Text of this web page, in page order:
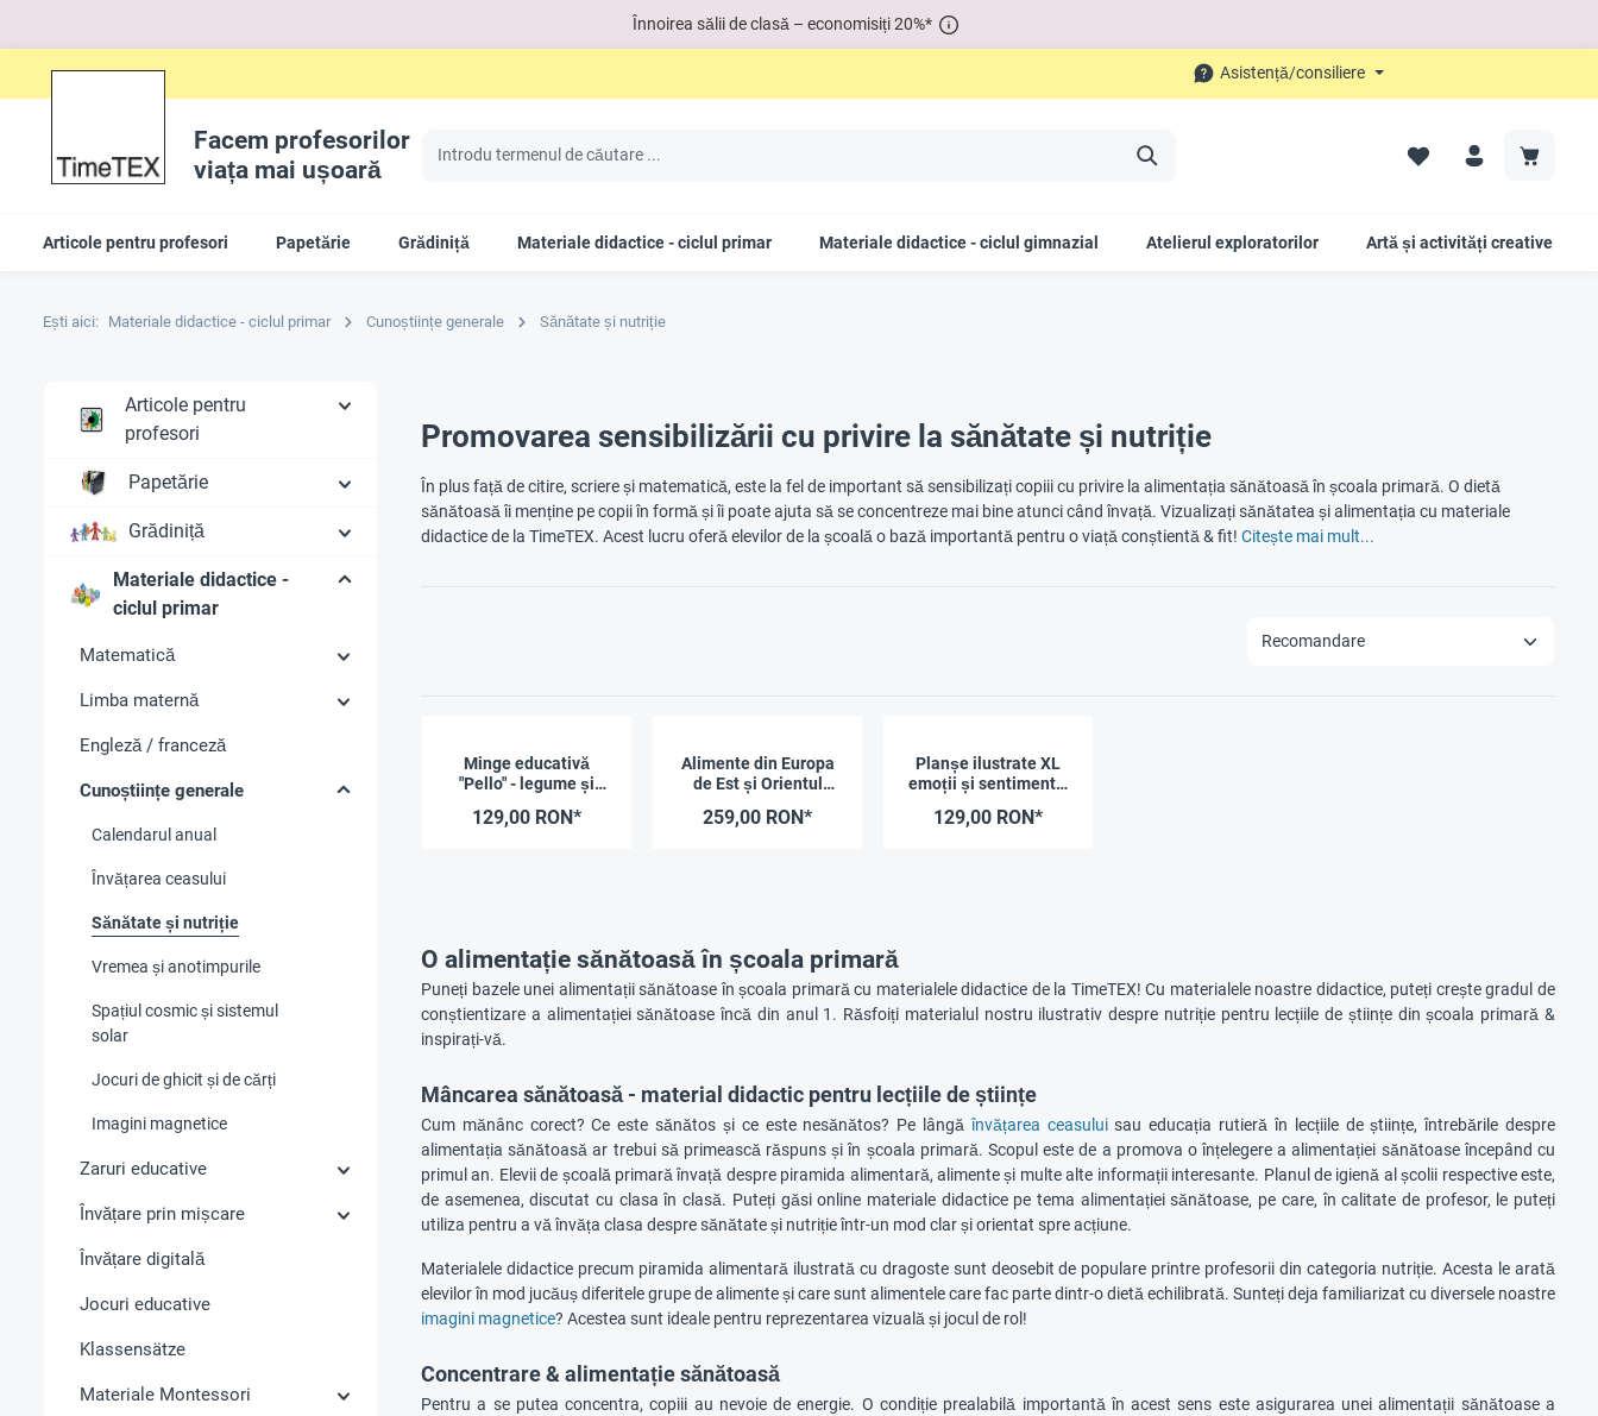
Înnoirea sălii de clasă – economisiți 20%*
Asistență/consiliere
Facem profesorilor
viața mai ușoară
Articole pentru profesori Papetărie Grădiniță Materiale didactice - ciclul primar Materiale didactice - ciclul gimnazial Atelierul exploratorilor Artă și activități creative
Ești aici: Materiale didactice - ciclul primar Cunoștiințe generale Sănătate și nutriție
Articole pentru
profesori
Papetărie
Grădiniță
Materiale didactice -
ciclul primar
Matematică
Limba maternă
Engleză / franceză
Cunoștiințe generale
Calendarul anual
Învățarea ceasului
Sănătate și nutriție
Vremea și anotimpurile
Spațiul cosmic și sistemul
solar
Jocuri de ghicit și de cărți
Imagini magnetice
Zaruri educative
Învățare prin mișcare
Învățare digitală
Jocuri educative
Klassensätze
Materiale Montessori
Promovarea sensibilizării cu privire la sănătate și nutriție
În plus față de citire, scriere și matematică, este la fel de important să sensibilizați copiii cu privire la alimentația sănătoasă în școala primară. O dietă
sănătoasă îi menține pe copii în formă și îi poate ajuta să se concentreze mai bine atunci când învață. Vizualizați sănătatea și alimentația cu materiale
didactice de la TimeTEX. Acest lucru oferă elevilor de la școală o bază importantă pentru o viață conștientă & fit! Citește mai mult...
Minge educativă
"Pello" - legume și
129,00 RON*
Alimente din Europa
de Est și Orientul
53 piese
259,00 RON*
Planșe ilustrate XL
emoții și sentimente,
spiridușilor", 26 de
129,00 RON*
O alimentație sănătoasă în școala primară
Puneți bazele unei alimentații sănătoase în școala primară cu materialele didactice de la TimeTEX! Cu materialele noastre didactice, puteți crește gradul de
conștientizare a alimentației sănătoase încă din anul 1. Răsfoiți materialul nostru ilustrativ despre nutriție pentru lecțiile de științe din școala primară &
inspirați-vă.
Mâncarea sănătoasă - material didactic pentru lecțiile de științe
Cum mănânc corect? Ce este sănătos și ce este nesănătos? Pe lângă învățarea ceasuluisau educația rutieră în lecțiile de științe, întrebările despre
alimentația sănătoasă ar trebui să primească răspuns și în școala primară. Scopul este de a promova o înțelegere a alimentației sănătoase începând cu
primul an. Elevii de școală primară învață despre piramida alimentară, alimente și multe alte informații interesante. Planul de igienă al școlii respective este,
de asemenea, discutat cu clasa în clasă. Puteți găsi online materiale didactice pe tema alimentației sănătoase, pe care, în calitate de profesor, le puteți
utiliza pentru a vă învăța clasa despre sănătate și nutriție într-un mod clar și orientat spre acțiune.
Materialele didactice precum piramida alimentară ilustrată cu dragoste sunt deosebit de populare printre profesorii din categoria nutriție. Acesta le arată
elevilor în mod jucăuș diferitele grupe de alimente și care sunt alimentele care fac parte dintr-o dietă echilibrată. Sunteți deja familiarizat cu diversele noastre
imagini magnetice? Acestea sunt ideale pentru reprezentarea vizuală și jocul de rol!
Concentrare & alimentație sănătoasă
Pentru a se putea concentra, copiii au nevoie de energie. O condiție prealabilă importantă în acest sens este asigurarea unei alimentații sănătoase a